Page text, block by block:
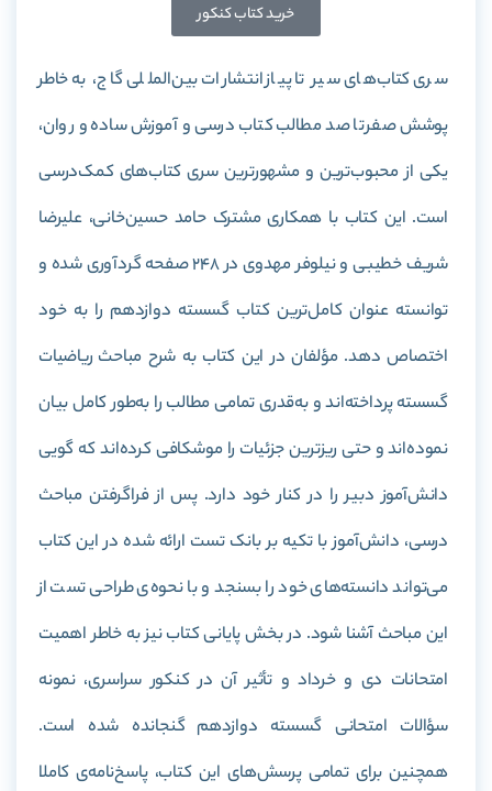
خرید کتاب کنکور
سری کتاب‌های سیر تا پیاز انتشارات بین‌المللی گاج، به خاطر
پوشش صفر تا صد مطالب کتاب درسی و آموزش ساده و روان‌‌،
یکی از محبوب‌ترین و مشهورترین سری کتاب‌های کمک‌درسی
است. این کتاب با همکاری مشترک حامد حسین‌خانی، علیرضا
شریف خطیبی و نیلوفر مهدوی در 248 صفحه گردآوری‌ شده و
توانسته عنوان کامل‌ترین کتاب گسسته دوازدهم را به خود
اختصاص دهد. مؤلفان در این کتاب به شرح مباحث ریاضیات
گسسته پرداخته‌اند و به‌قدری تمامی مطالب را به‌طور کامل بیان
نموده‌اند و حتی ریز‌ترین جزئیات را موشکافی کرده‌اند که گویی
دانش‌آموز دبیر را در کنار خود دارد. پس از فراگرفتن مباحث
درسی، دانش‌آموز با تکیه بر بانک تست ارائه شده در این کتاب
می‌تواند دانسته‌های خود را بسنجد و با نحوه‌ی طراحی تست از
این مباحث آشنا شود. در بخش پایانی کتاب نیز به خاطر اهمیت
امتحانات دی و خرداد و تأثیر آن در کنکور سراسری، نمونه
سؤالات امتحانی گسسته دوازدهم گنجانده شده است.
همچنین برای تمامی پرسش‌های این کتاب، پاسخ‌نامه‌ی کاملا